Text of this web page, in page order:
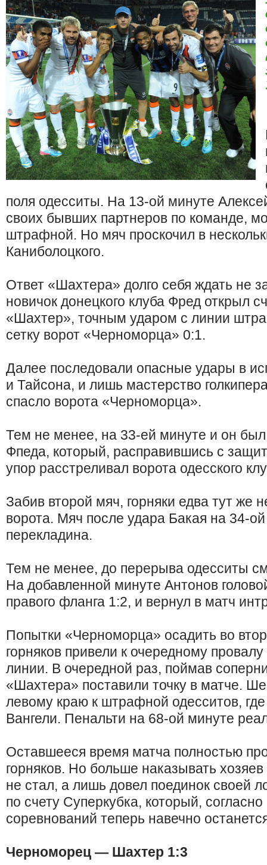
поля одесситы. На 13-ой минуте
своих бывших партнеров по команде,
штрафной. Но мяч проскочил в
Каниболоцкого.
Ответ «Шахтера» долго себя ждать не
новичок донецкого клуба Фред открыл
«Шахтер», точным ударом с линии
сетку ворот «Черноморца» 0:1.
Далее последовали опасные удары в
и Тайсона, и лишь мастерство
спасло ворота «Черноморца».
Тем не менее, на 33-ей минуте и он
Фпеда, который, расправившись с
упор расстреливал ворота одесского
Забив второй мяч, горняки едва тут же
ворота. Мяч после удара Бакая на 34-
перекладина.
Тем не менее, до перерыва одесситы
На добавленной минуте Антонов
правого фланга 1:2, и вернул в матч
Попытки «Черноморца» осадить во
горняков привели к очередному
линии. В очередной раз, поймав
«Шахтера» поставили точку в матче.
левому краю к штрафной одесситов,
Вангели. Пенальти на 68-ой минуте
Оставшееся время матча полностью
горняков. Но больше наказывать
не стал, а лишь довел поединок своей
по счету Суперкубка, который,
соревнований теперь навечно
Черноморец — Шахтер 1:3